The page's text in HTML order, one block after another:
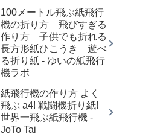
100メートル飛ぶ紙飛行
機の折り方 飛びすぎる
作り方 子供でも折れる
長方形紙ひこうき 遊べ
る折り紙 - ゆいの紙飛行
機ラボ
紙飛行機の作り方 よく
飛ぶ a4! 戦闘機折り紙!
世界一飛ぶ紙飛行機 -
JoTo Tai